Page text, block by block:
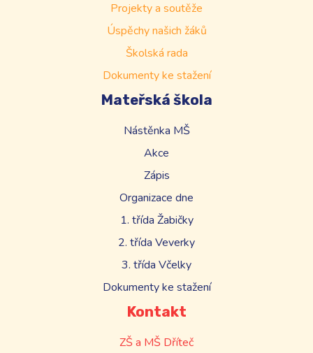
Projekty a soutěže
Úspěchy našich žáků
Školská rada
Dokumenty ke stažení
Mateřská škola
Nástěnka MŠ
Akce
Zápis
Organizace dne
1. třída Žabičky
2. třída Veverky
3. třída Včelky
Dokumenty ke stažení
Kontakt
ZŠ a MŠ Dříteč